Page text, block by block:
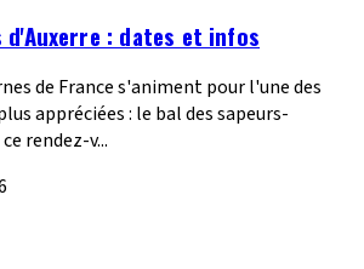
d'Auxerre : dates et infos
de France s'animent pour l'une des
appréciées : le bal des sapeurs-
rendez-v...